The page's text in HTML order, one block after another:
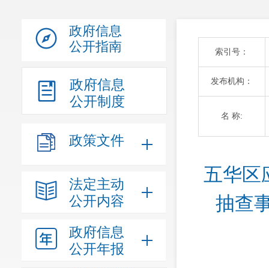
政府信息
公开指南
政府信息
公开制度
政策文件
法定主动
公开内容
政府信息
公开年报
索引号：
发布机构：
名 称:
五华区
抽查